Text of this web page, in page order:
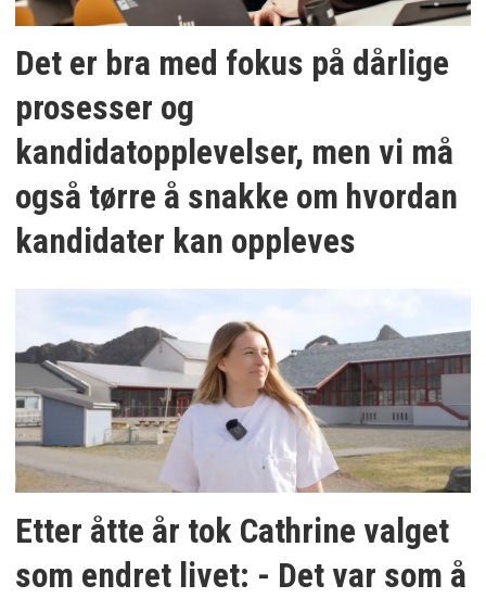
Det er bra med fokus på dårlige
prosesser og
kandidatopplevelser, men vi må
også tørre å snakke om hvordan
kandidater kan oppleves
Etter åtte år tok Cathrine valget
som endret livet: - Det var som å